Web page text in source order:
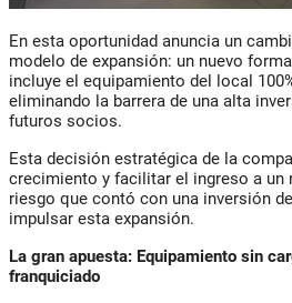
En esta oportunidad anuncia un
modelo de expansión: un nuevo
incluye el equipamiento del local
eliminando la barrera de una alta
futuros socios.
Esta decisión estratégica de la
crecimiento y facilitar el ingreso a un
riesgo que contó con una inversión
impulsar esta expansión.
La gran apuesta: Equipamiento sin
franquiciado